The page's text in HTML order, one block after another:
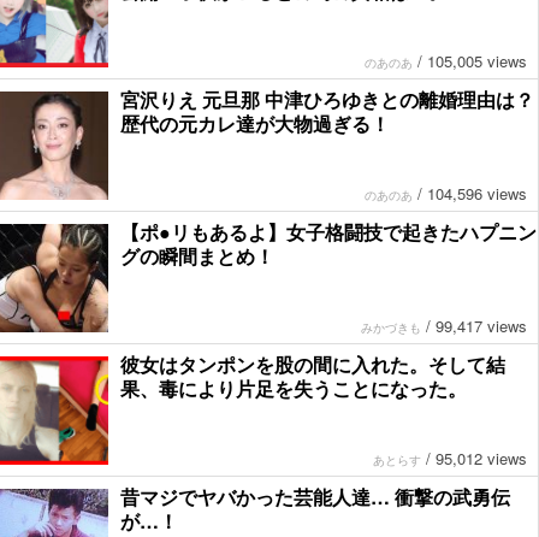
のあのあ / 105,005 views
宮沢りえ 元旦那 中津ひろゆきとの離婚理由は？
歴代の元カレ達が大物過ぎる！
のあのあ / 104,596 views
【ポ●リもあるよ】女子格闘技で起きたハプニン
グの瞬間まとめ！
みかづきも / 99,417 views
彼女はタンポンを股の間に入れた。そして結
果、毒により片足を失うことになった。
あとらす / 95,012 views
昔マジでヤバかった芸能人達… 衝撃の武勇伝
が…！